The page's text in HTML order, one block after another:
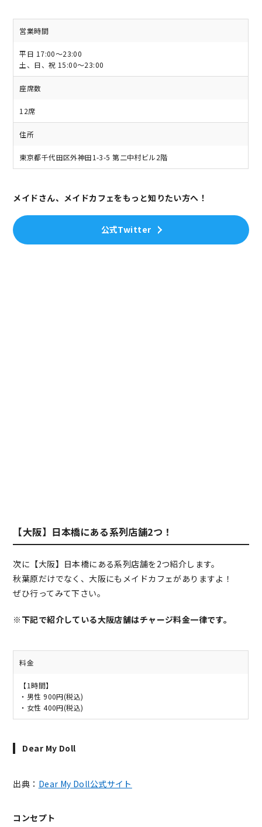
営業時間
平日 17:00～23:00
土、日、祝 15:00～23:00
座席数
12席
住所
東京都千代田区外神田1-3-5 第二中村ビル2階
メイドさん、メイドカフェをもっと知りたい方へ！
公式Twitter
【大阪】日本橋にある系列店舗2つ！
次に【大阪】日本橋にある系列店舗を2つ紹介します。
秋葉原だけでなく、大阪にもメイドカフェがありますよ！
ぜひ行ってみて下さい。
※下記で紹介している大阪店舗はチャージ料金一律です。
料金
【1時間】
・男性 900円(税込)
・女性 400円(税込)
Dear My Doll
出典： Dear My Doll公式サイト
コンセプト